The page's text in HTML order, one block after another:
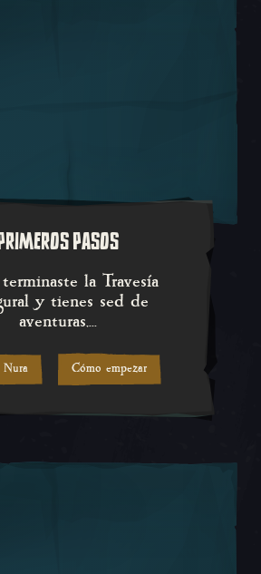
PASOS
la Travesía
y tienes sed de
aventuras,...
Si ya terminaste la Travesía
Cómo empezar